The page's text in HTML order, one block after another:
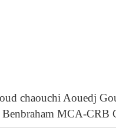
chaouchi Aouedj
Benbraham MCA-CRB